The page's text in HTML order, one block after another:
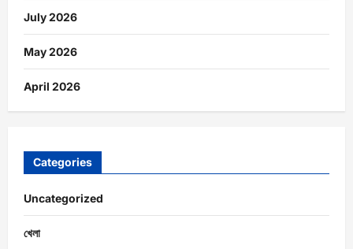
July 2026
May 2026
April 2026
Categories
Uncategorized
খেলা